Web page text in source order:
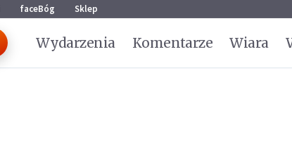
faceBóg Sklep
Wydarzenia Komentarze Wiara